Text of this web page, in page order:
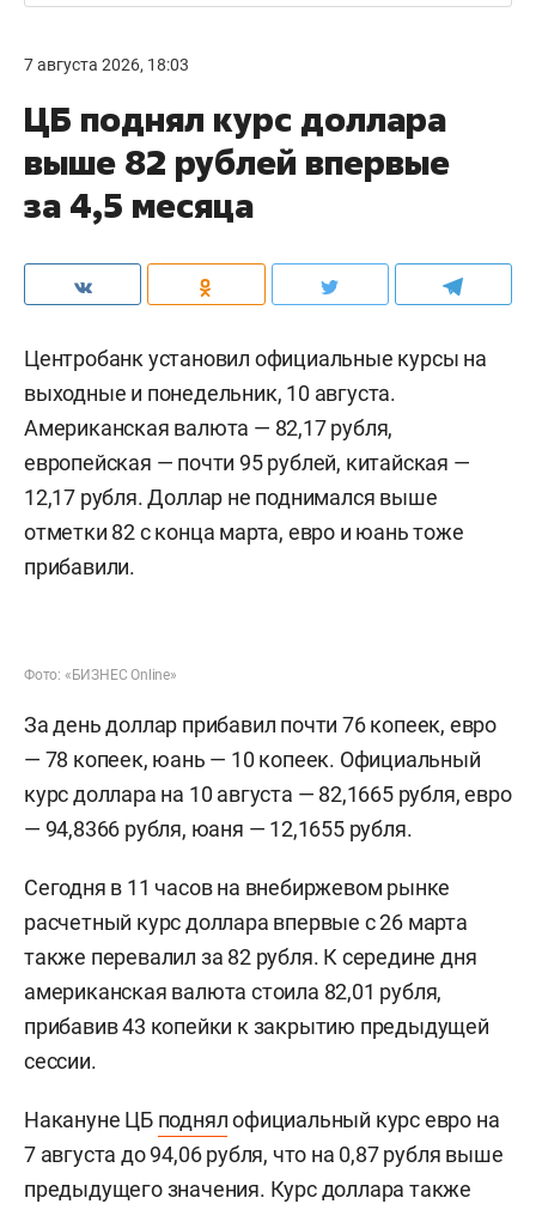
7 августа 2026, 18:03
ЦБ поднял курс доллара
выше 82 рублей впервые
за 4,5 месяца
Центробанк установил официальные курсы на
выходные и понедельник, 10 августа.
Американская валюта — 82,17 рубля,
европейская — почти 95 рублей, китайская —
12,17 рубля. Доллар не поднимался выше
отметки 82 с конца марта, евро и юань тоже
прибавили.
Фото: «БИЗНЕС Online»
За день доллар прибавил почти 76 копеек, евро
— 78 копеек, юань — 10 копеек. Официальный
курс доллара на 10 августа — 82,1665 рубля, евро
— 94,8366 рубля, юаня — 12,1655 рубля.
Сегодня в 11 часов на внебиржевом рынке
расчетный курс доллара впервые с 26 марта
также перевалил за 82 рубля. К середине дня
американская валюта стоила 82,01 рубля,
прибавив 43 копейки к закрытию предыдущей
сессии.
Накануне ЦБ поднялофициальный курс евро на
7 августа до 94,06 рубля, что на 0,87 рубля выше
предыдущего значения. Курс доллара также